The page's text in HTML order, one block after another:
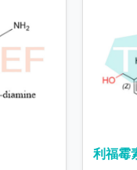
利福霉